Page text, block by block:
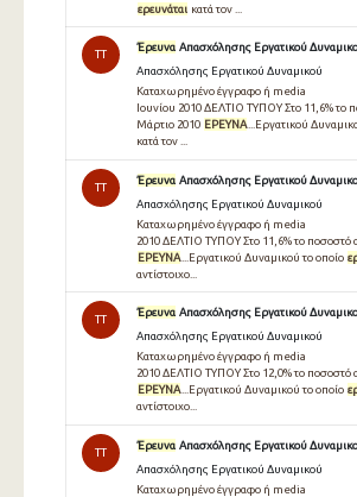
ερευνάται κατά τον ...
TT
Έρευνα Απασχόλησης Εργατικού
Απασχόλησης Εργατικού Δυναμικού
Καταχωρημένο έγγραφο ή media
Ιουνίου 2010 ΔΕΛΤΙΟ ΤΥΠΟΥ Στο 11,6% το
Μάρτιο 2010 ΕΡΕΥΝΑ...Εργατικού
κατά τον ...
TT
Έρευνα Απασχόλησης Εργατικού
Απασχόλησης Εργατικού Δυναμικού
Καταχωρημένο έγγραφο ή media
2010 ΔΕΛΤΙΟ ΤΥΠΟΥ Στο 11,6% το ποσοστό
ΕΡΕΥΝΑ...Εργατικού Δυναμικού το οποίο
αντίστοιχο...
TT
Έρευνα Απασχόλησης Εργατικού
Απασχόλησης Εργατικού Δυναμικού
Καταχωρημένο έγγραφο ή media
2010 ΔΕΛΤΙΟ ΤΥΠΟΥ Στο 12,0% το ποσοστό
ΕΡΕΥΝΑ...Εργατικού Δυναμικού το οποίο
αντίστοιχο...
TT
Έρευνα Απασχόλησης Εργατικού
Απασχόλησης Εργατικού Δυναμικού
Καταχωρημένο έγγραφο ή media